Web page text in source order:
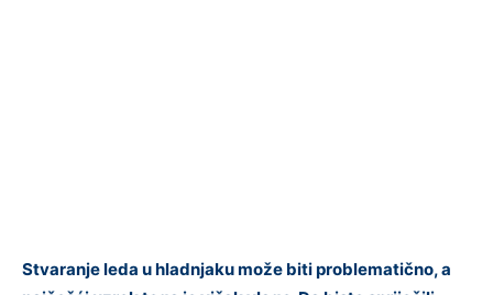
Stvaranje leda u hladnjaku može biti problematično, a